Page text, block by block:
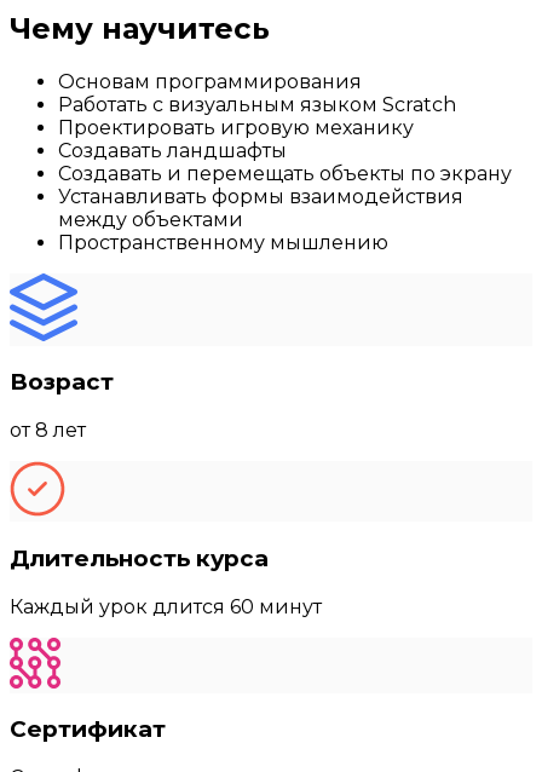
Чему научитесь
Основам программирования
Работать с визуальным языком Scratch
Проектировать игровую механику
Создавать ландшафты
Создавать и перемещать объекты по экрану
Устанавливать формы взаимодействия
между объектами
Пространственному мышлению
Возраст
от 8 лет
Длительность курса
Каждый урок длится 60 минут
Сертификат